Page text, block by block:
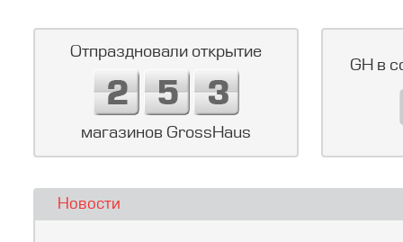
Отпраздновали открытие
магазинов GrossHaus
GH в
Новости